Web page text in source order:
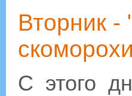
Вторник -
С этого